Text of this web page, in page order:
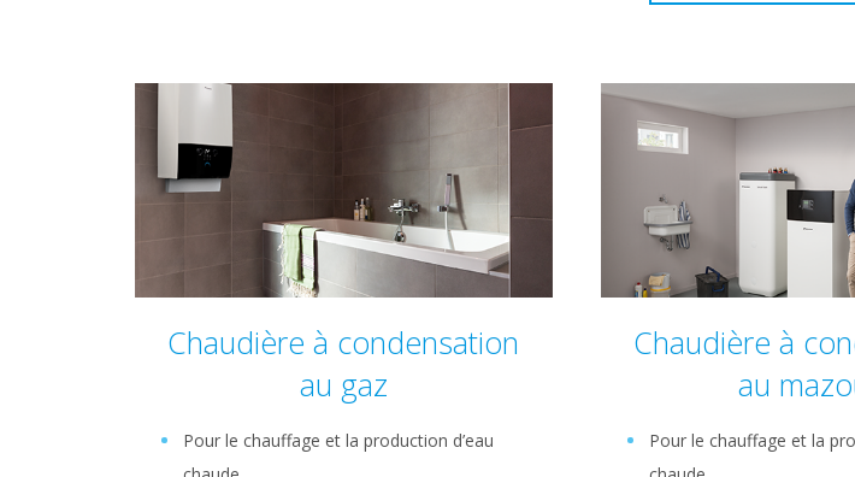
Chaudière à condensation
au gaz
Pour le chauffage et la production d’eau
Chaudière à
au
Pour le chauffage et la